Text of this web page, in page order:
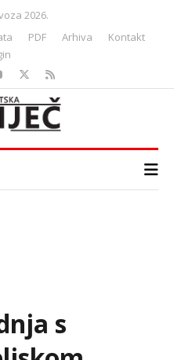
2026.
PDF Arhiva
Kontakt
s